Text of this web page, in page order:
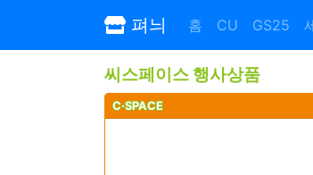
펴늬 홈 CU GS25
씨스페이스 행사상품
C·SPACE